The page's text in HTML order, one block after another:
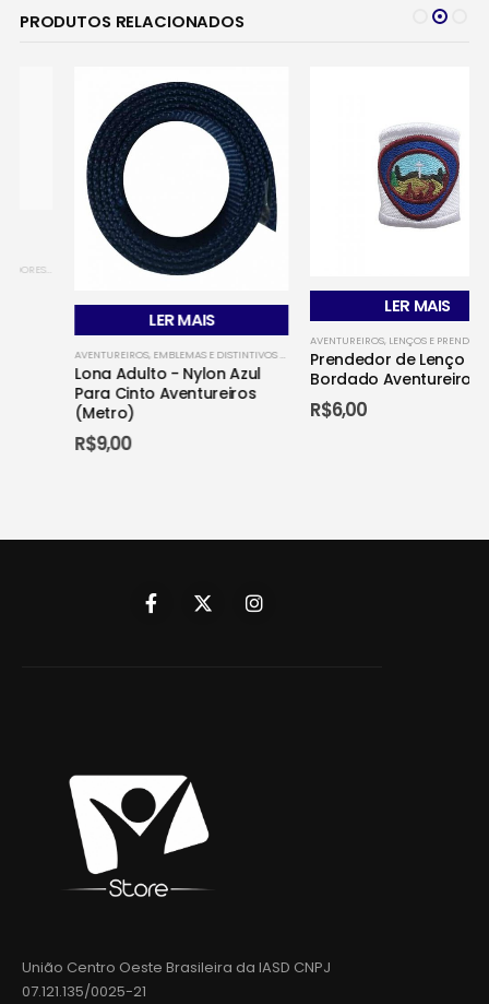
PRODUTOS RELACIONADOS
JOVEM
LER MAIS
AVENTUREIROS,EMBLEMAS E DISTINTIVOS OFICIAIS - AVENTUREIROS ,MINISTÉRIO JOVEM,
Lona Adulto - Nylon Azul
Para Cinto Aventureiros
(Metro)
9,00
LER MAIS
AVENTUREIROS,LENÇOS E PRENDEDORES - AVENTUREIROS
Prendedor de Lenço
Bordado Aventureiro
6,00
União Centro Oeste Brasileira da IASD CNPJ
07.121.135/0025-21